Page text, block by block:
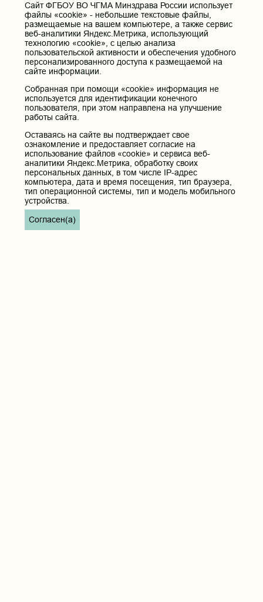
Видеосюжеты
ВУЗ ЗОЖ
Доска почёта
Музей истории ЧГМА
Полезные ссылки
Горячая линия для обращений в Министерство
здравоохранения Российской Федерации
Министерство науки и высшего образования РФ
Министерство просвещения Российской Федерации
Единая коллекция цифровых образовательных ресурсов
ФГБОУ ВО "Пензенский государственный университет"
Кафедра терапия
Cайт ФГБОУ ВО ЧГМА Минздрава России использует
файлы «cookie» - небольшие текстовые файлы,
размещаемые на вашем компьютере, а также сервис
веб-аналитики Яндекс.Метрика, использующий
технологию «cookie», с целью анализа
пользовательской активности и обеспечения удобного
персонализированного доступа к размещаемой на
сайте информации.
Собранная при помощи «cookie» информация не
используется для идентификации конечного
пользователя, при этом направлена на улучшение
работы сайта.
Оставаясь на сайте вы подтверждает свое
ознакомление и предоставляет согласие на
использование файлов «cookie» и сервиса веб-
аналитики Яндекс.Метрика, обработку своих
персональных данных, в том числе IP-адрес
компьютера, дата и время посещения, тип браузера,
тип операционной системы, тип и модель мобильного
устройства.
Согласен(а)